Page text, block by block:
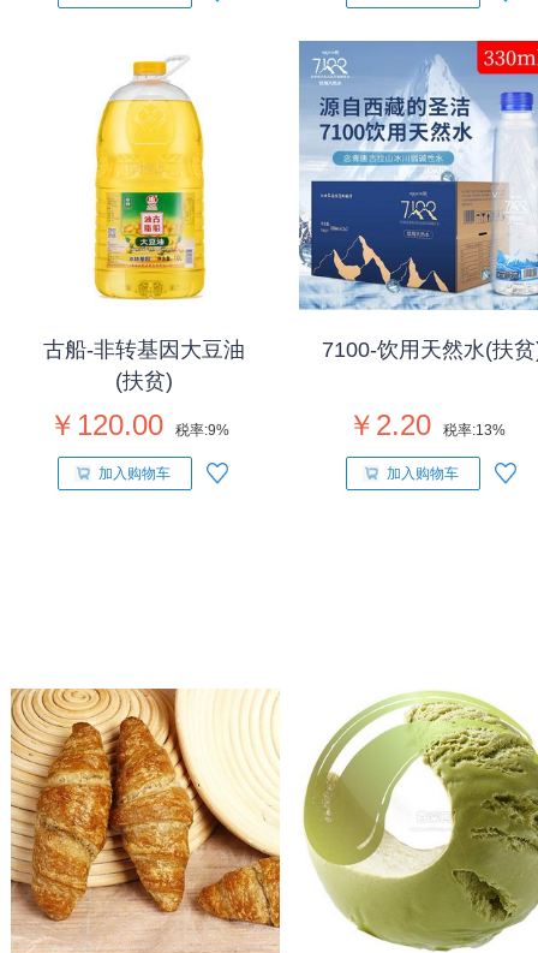
古船-非转基因大豆油
(扶贫)
￥120.00 税率:9%
加入购物车
7100-饮用天然水(扶
￥2.20 税率:13%
加入购物车